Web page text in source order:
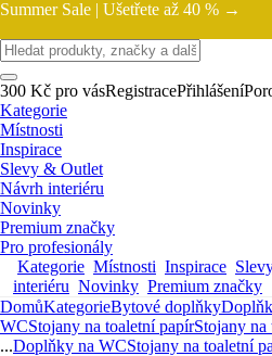
Summer Sale | Ušetřete až 40 % →
300 Kč pro vásRegistracePřihlášení
Kategorie
Místnosti
Inspirace
Slevy & Outlet
Návrh interiéru
Novinky
Premium značky
Pro profesionály
Kategorie Místnosti Inspirace
interiéru Novinky Premium značky
DomůKategorieBytové doplňky
WCStojany na toaletní papírStojany na
...Doplňky na WCStojany na toaletní